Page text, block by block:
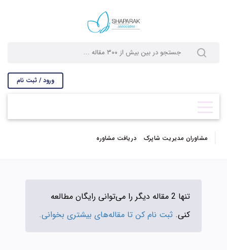
ورود / ثبت نام
مشاوران مدیریت شاپرک دریافت مشاوره
تنها 2 مقاله دیگر را می‌توانی رایگان مطالعه
کنی.ثبت نام کن تا مقاله‌های بیشتری بخوانی.